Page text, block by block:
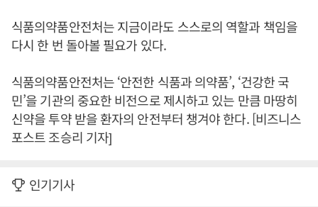
식품의약품안전처는 지금이라도 스스로의 역할과 책임을
다시 한 번 돌아볼 필요가 있다.
식품의약품안전처는 ‘안전한 식품과 의약품’, ‘건강한 국
민’을 기관의 중요한 비전으로 제시하고 있는 만큼 마땅히
신약을 투약 받을 환자의 안전부터 챙겨야 한다. [비즈니스
포스트 조승리 기자]
인기기사